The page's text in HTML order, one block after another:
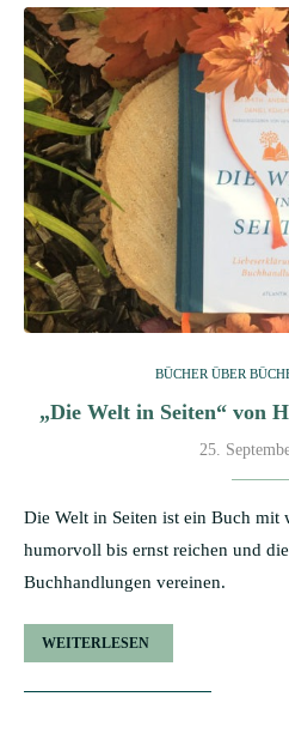
BÜCHER ÜBER
„Die Welt in Seiten“ von
25.
Die Welt in Seiten ist ein Buch mit
humorvoll bis ernst reichen und
Buchhandlungen vereinen.
WEITERLESEN